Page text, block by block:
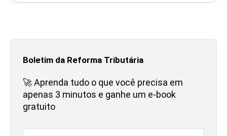
Boletim da Reforma Tributária
🚀 Aprenda tudo o que você precisa em
apenas 3 minutos e ganhe um e-book
gratuito